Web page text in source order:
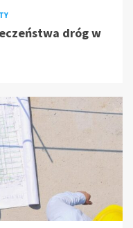
dróg w